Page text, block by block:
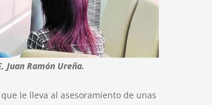
Juan Ramón Ureña.
le lleva al asesoramiento de unas